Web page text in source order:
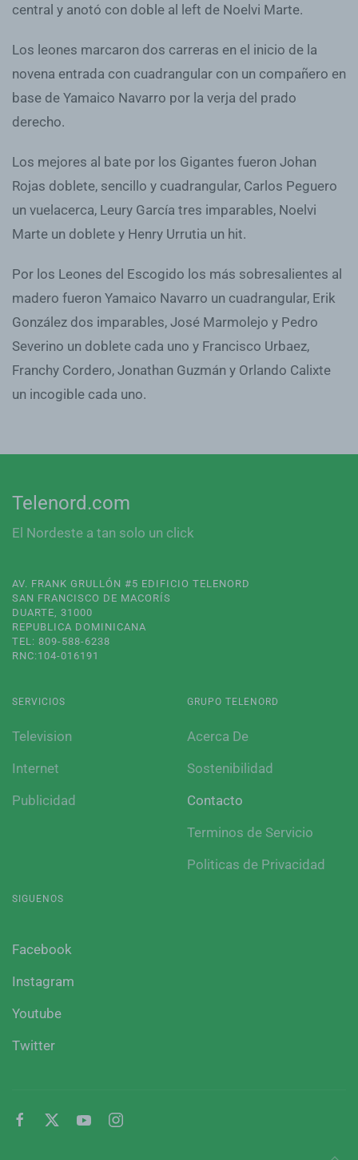
central y anotó con doble al left de Noelvi Marte.
Los leones marcaron dos carreras en el inicio de la
novena entrada con cuadrangular con un compañero en
base de Yamaico Navarro por la verja del prado
derecho.
Los mejores al bate por los Gigantes fueron Johan
Rojas doblete, sencillo y cuadrangular, Carlos Peguero
un vuelacerca, Leury García tres imparables, Noelvi
Marte un doblete y Henry Urrutia un hit.
Por los Leones del Escogido los más sobresalientes al
madero fueron Yamaico Navarro un cuadrangular, Erik
González dos imparables, José Marmolejo y Pedro
Severino un doblete cada uno y Francisco Urbaez,
Franchy Cordero, Jonathan Guzmán y Orlando Calixte
un incogible cada uno.
Telenord.com
El Nordeste a tan solo un click
AV. FRANK GRULLÓN #5 EDIFICIO TELENORD
SAN FRANCISCO DE MACORÍS
DUARTE, 31000
REPUBLICA DOMINICANA
TEL: 809-588-6238
RNC:104-016191
SERVICIOS
Television
Internet
Publicidad
GRUPO TELENORD
Acerca De
Sostenibilidad
Contacto
Terminos de Servicio
Politicas de Privacidad
SIGUENOS
Facebook
Instagram
Youtube
Twitter